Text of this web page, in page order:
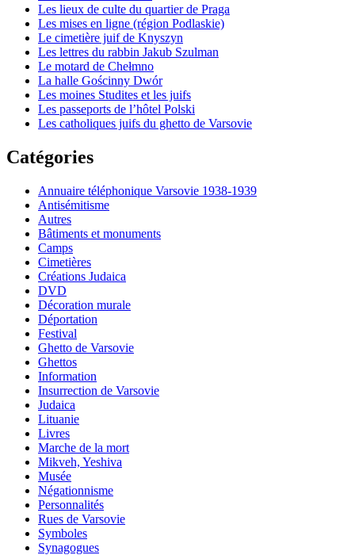
Les lieux de culte du quartier de Praga
Les mises en ligne (région Podlaskie)
Le cimetière juif de Knyszyn
Les lettres du rabbin Jakub Szulman
Le motard de Chełmno
La halle Gościnny Dwór
Les moines Studites et les juifs
Les passeports de l’hôtel Polski
Les catholiques juifs du ghetto de Varsovie
Catégories
Annuaire téléphonique Varsovie 1938-1939
Antisémitisme
Autres
Bâtiments et monuments
Camps
Cimetières
Créations Judaica
DVD
Décoration murale
Déportation
Festival
Ghetto de Varsovie
Ghettos
Information
Insurrection de Varsovie
Judaica
Lituanie
Livres
Marche de la mort
Mikveh, Yeshiva
Musée
Négationnisme
Personnalités
Rues de Varsovie
Symboles
Synagogues